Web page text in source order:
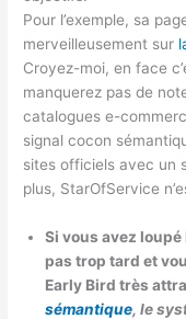
Pour l’exemple, sa
merveilleusement sur
Croyez-moi, en face
manquerez pas de
catalogues e-
signal cocon
sites officiels avec un
plus, StarOfService
Si vous avez loupé
pas trop tard et
Early Bird très
sémantique, le